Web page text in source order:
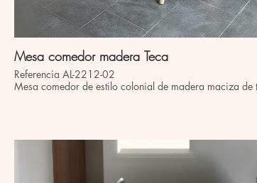
Mesa comedor madera Teca
Referencia AL-2212-02
Mesa comedor de estilo colonial de madera maciza de